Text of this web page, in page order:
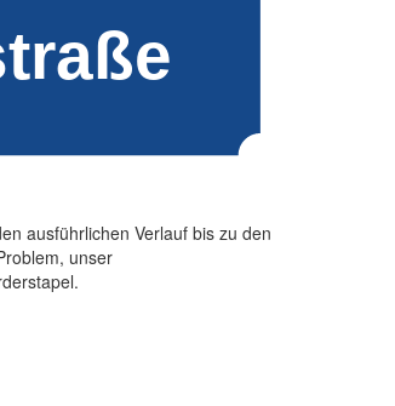
ausführlichen Verlauf bis zu den
unser